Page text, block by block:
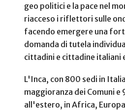
geo politici e la pace nel
riacceso i riflettori sulle
facendo emergere una
domanda di tutela
cittadini e cittadine italiani
L'Inca, con 800 sedi in
maggioranza dei Comuni e
all'estero, in Africa,